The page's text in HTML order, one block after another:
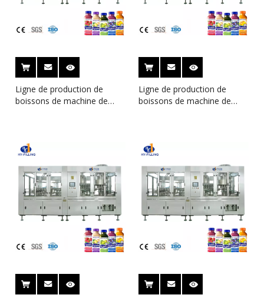
Ligne de production de
boissons de machine de
Ligne de production de
boissons de machine de